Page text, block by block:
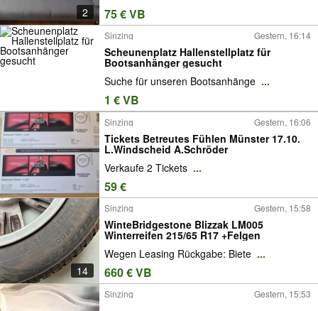
2 75 € VB
Sinzing Gestern, 16:14
Scheunenplatz Hallenstellplatz für
Bootsanhänger gesucht
Suche für unseren Bootsanhänge ...
1 € VB
Sinzing Gestern, 16:06
Tickets Betreutes Fühlen Münster 17.10.
L.Windscheid A.Schröder
Verkaufe 2 Tickets ...
59 €
14
Sinzing Gestern, 15:58
WinteBridgestone Blizzak LM005
Winterreifen 215/65 R17 +Felgen
Wegen Leasing Rückgabe: Biete ...
660 € VB
Sinzing Gestern, 15:53